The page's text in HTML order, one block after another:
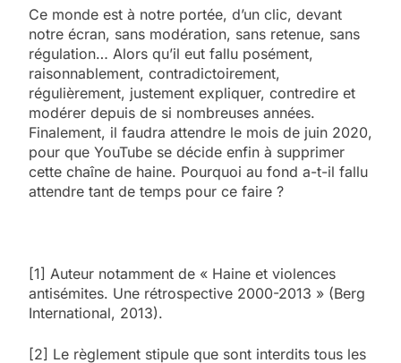
Ce monde est à notre portée, d’un clic, devant
notre écran, sans modération, sans retenue, sans
régulation… Alors qu’il eut fallu posément,
raisonnablement, contradictoirement,
régulièrement, justement expliquer, contredire et
modérer depuis de si nombreuses années.
Finalement, il faudra attendre le mois de juin 2020,
pour que YouTube se décide enfin à supprimer
cette chaîne de haine. Pourquoi au fond a-t-il fallu
attendre tant de temps pour ce faire ?
[1] Auteur notamment de « Haine et violences
antisémites. Une rétrospective 2000-2013 » (Berg
International, 2013).
[2] Le règlement stipule que sont interdits tous les